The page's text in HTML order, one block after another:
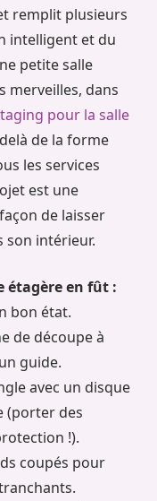
remplit plusieurs
intelligent et du
petite salle
merveilles, dans
pour la salle
de la forme
les services
est une
de laisser
son intérieur.
étagère en fût :
bon état.
de découpe à
guide.
avec un disque
(porter des
!).
coupés pour